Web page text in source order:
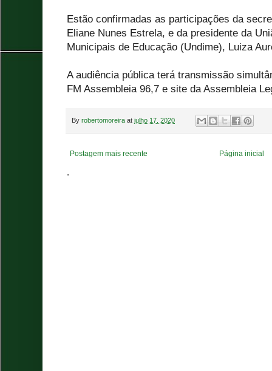
Estão confirmadas as participações da
Eliane Nunes Estrela, e da presidente da
Municipais de Educação (Undime), Luiza
A audiência pública terá transmissão
FM Assembleia 96,7 e site da Assembleia
By robertomoreira at julho 17, 2020
Postagem mais recente Página inicial
.